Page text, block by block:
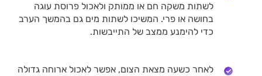
לשתות משקה חם או ממותק ולאכול פרוסת עוגה
בחושה או פרי. המשיכו לשתות מים גם בהמשך הערב
כדי להימנע ממצב של התייבשות.
לאחר כשעה מצאת הצום, אפשר לאכול ארוחה גדולה